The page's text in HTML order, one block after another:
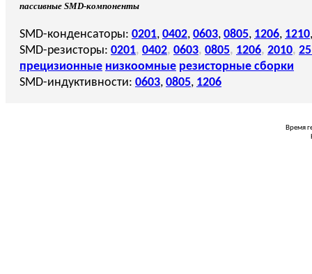
пассивные SMD-компоненты
SMD-конденсаторы: 0201, 0402, 0603, 0805, 1206, 1210,
SMD-резисторы: 0201, 0402, 0603, 0805, 1206, 2010,
прецизионные низкоомные резисторные сборки
SMD-индуктивности: 0603, 0805, 1206
Время